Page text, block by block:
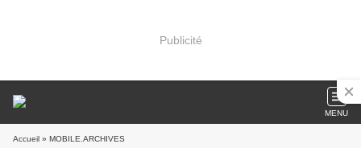
Publicité
MENU
Accueil » MOBILE.ARCHIVES